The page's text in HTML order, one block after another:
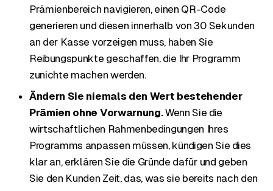
Prämienbereich navigieren, einen QR-Code
generieren und diesen innerhalb von 30 Sekunden
an der Kasse vorzeigen muss, haben Sie
Reibungspunkte geschaffen, die Ihr Programm
zunichte machen werden.
Ändern Sie niemals den Wert bestehender
Prämien ohne Vorwarnung.Wenn Sie die
wirtschaftlichen Rahmenbedingungen Ihres
Programms anpassen müssen, kündigen Sie dies
klar an, erklären Sie die Gründe dafür und geben
Sie den Kunden Zeit, das, was sie bereits nach den